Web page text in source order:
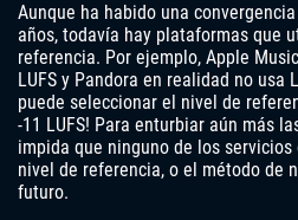
Aunque ha habido una
años, todavía hay plataformas que
referencia. Por ejemplo, Apple
LUFS y Pandora en realidad no usa
puede seleccionar el nivel de
-11 LUFS! Para enturbiar aún más
impida que ninguno de los
nivel de referencia, o el método de
futuro.